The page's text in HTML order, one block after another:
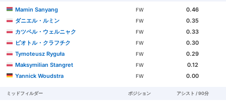
Mamin Sanyang FW
0.46
ダニエル・ルミン
FW
0.35
カツペル・ウェルニャク
FW
0.33
ピオトル・クラフチク
FW
0.30
Tymoteusz Ryguła
FW
0.29
Maksymilian Stangret
FW
0.12
Yannick Woudstra
FW 0.00
ミッドフィルダー ポジション アシスト / 90分